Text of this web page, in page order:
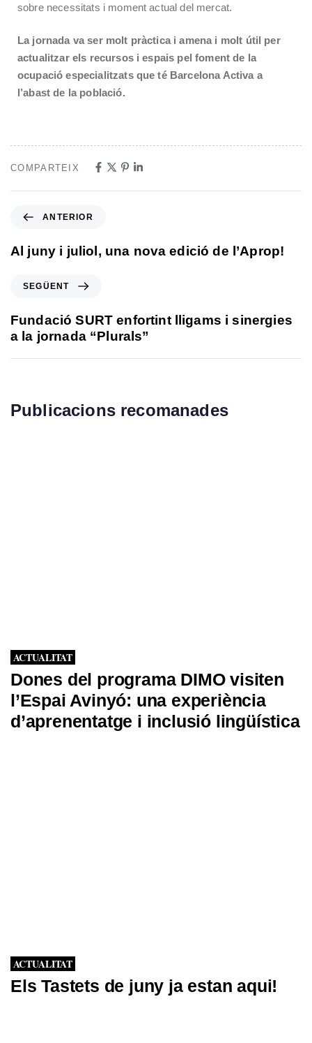
sobre necessitats i moment actual del mercat.
La jornada va ser molt pràctica i amena i molt útil per
actualitzar els recursos i espais pel foment de la
ocupació especialitzats que té Barcelona Activa a
l’abast de la població.
COMPARTEIX
ANTERIOR
Al juny i juliol, una nova edició de l’Aprop!
SEGÜENT
Fundació SURT enfortint lligams i sinergies
a la jornada “Plurals”
Publicacions recomanades
ACTUALITAT
Dones del programa DIMO visiten
l’Espai Avinyó: una experiència
d’aprenentatge i inclusió lingüística
ACTUALITAT
Els Tastets de juny ja estan aqui!